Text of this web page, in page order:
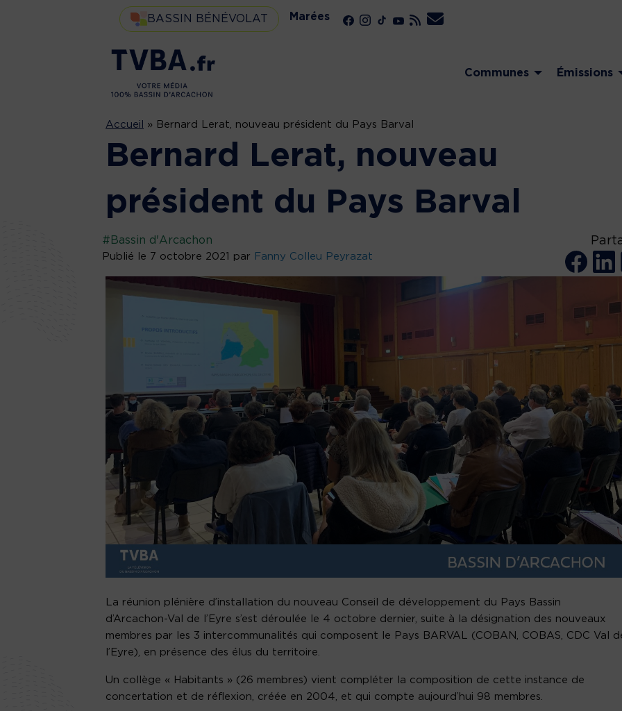
BASSIN BÉNÉVOLAT Marées
Communes Émissions
Accueil » Bernard Lerat, nouveau président du Pays Barval
Bernard Lerat, nouveau
président du Pays Barval
#Bassin d'Arcachon
Publié le 7 octobre 2021 par Fanny Colleu Peyrazat
La réunion plénière d’installation du nouveau Conseil de développement du Pays Bassin
d’Arcachon-Val de l’Eyre s’est déroulée le 4 octobre dernier, suite à la désignation des nouveaux
membres par les 3 intercommunalités qui composent le Pays BARVAL (COBAN, COBAS, CDC Val
l’Eyre), en présence des élus du territoire.
Un collège « Habitants » (26 membres) vient compléter la composition de cette instance de
concertation et de réflexion, créée en 2004, et qui compte aujourd’hui 98 membres.